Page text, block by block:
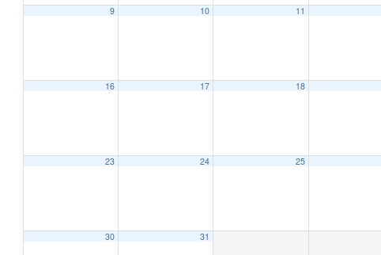
9 10 11
16 17 18
23 24 25
30 31